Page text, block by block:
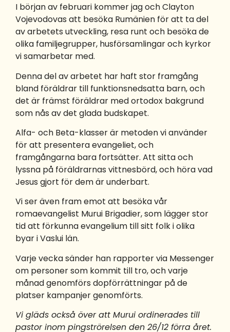
I början av februari kommer jag och Clayton
Vojevodovas att besöka Rumänien för att ta del
av arbetets utveckling, resa runt och besöka de
olika familjegrupper, husförsamlingar och kyrkor
vi samarbetar med.
Denna del av arbetet har haft stor framgång
bland föräldrar till funktionsnedsatta barn, och
det är främst föräldrar med ortodox bakgrund
som nås av det glada budskapet.
Alfa- och Beta-klasser är metoden vi använder
för att presentera evangeliet, och
framgångarna bara fortsätter. Att sitta och
lyssna på föräldrarnas vittnesbörd, och höra vad
Jesus gjort för dem är underbart.
Vi ser även fram emot att besöka vår
romaevangelist Murui Brigadier, som lägger stor
tid att förkunna evangelium till sitt folk i olika
byar i Vaslui län.
Varje vecka sänder han rapporter via Messenger
om personer som kommit till tro, och varje
månad genomförs dopförrättningar på de
platser kampanjer genomförts.
Vi gläds också över att Murui ordinerades till
pastor inom pingströrelsen den 26/12 förra året.